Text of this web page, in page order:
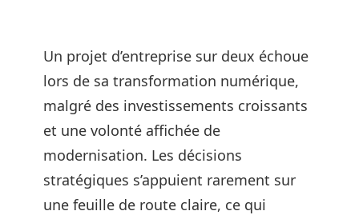
Un projet d’entreprise sur deux échoue
lors de sa transformation numérique,
malgré des investissements croissants
et une volonté affichée de
modernisation. Les décisions
stratégiques s’appuient rarement sur
une feuille de route claire, ce qui